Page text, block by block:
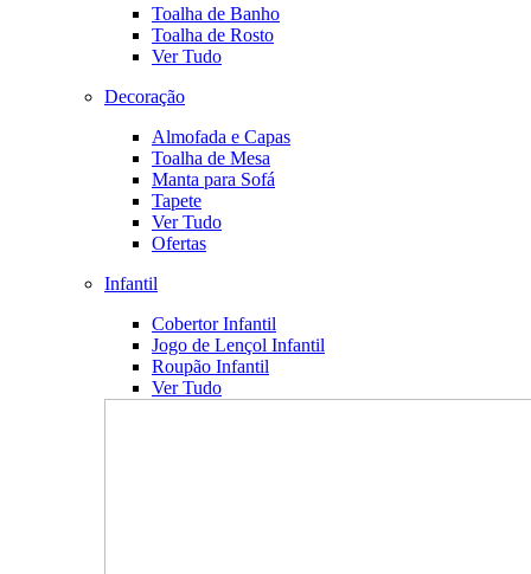
Toalha de Banho
Toalha de Rosto
Ver Tudo
Decoração
Almofada e Capas
Toalha de Mesa
Manta para Sofá
Tapete
Ver Tudo
Ofertas
Infantil
Cobertor Infantil
Jogo de Lençol Infantil
Roupão Infantil
Ver Tudo